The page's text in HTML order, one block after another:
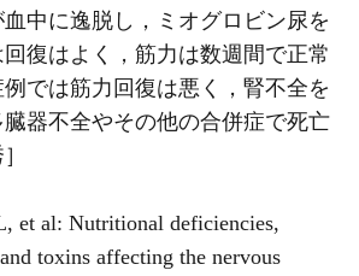
中に逸脱し，ミオグロビン尿を
復はよく，筋力は数週間で正常
では筋力回復は悪く，腎不全を
器不全やその他の合併症で死亡
et al: Nutritional deficiencies,
toxins affecting the nervous